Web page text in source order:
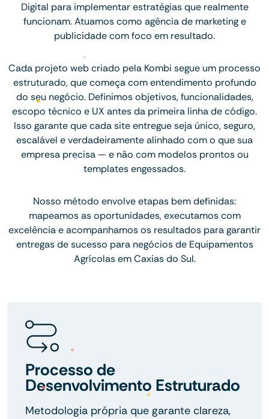
Digital para implementar estratégias que realmente
funcionam. Atuamos como agência de marketing e
publicidade com foco em resultado.
Cada projeto web criado pela Kombi segue um processo
estruturado, que começa com entendimento profundo
do seu negócio. Definimos objetivos, funcionalidades,
escopo técnico e UX antes da primeira linha de código.
Isso garante que cada site entregue seja único, seguro,
escalável e verdadeiramente alinhado com o que sua
empresa precisa — e não com modelos prontos ou
templates engessados.
Nosso método envolve etapas bem definidas:
mapeamos as oportunidades, executamos com
excelência e acompanhamos os resultados para garantir
entregas de sucesso para negócios de Equipamentos
Agrícolas em Caxias do Sul.
Processo de
Desenvolvimento Estruturado
Metodologia própria que garante clareza,